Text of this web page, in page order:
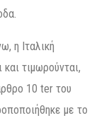
η Ιταλική
τιμωρούνται,
10 ter του
με το